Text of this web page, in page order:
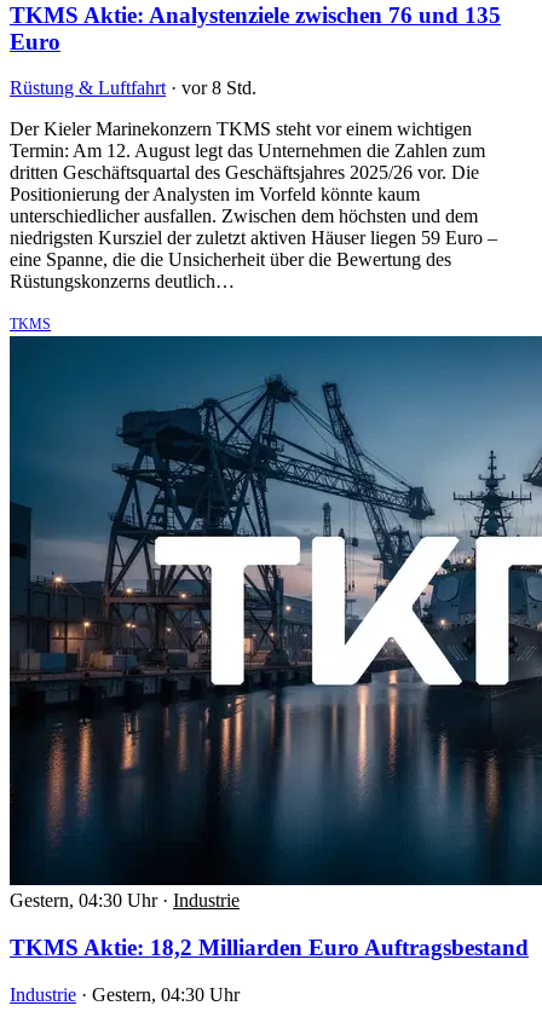
TKMS Aktie: Analystenziele zwischen 76 und 135
Euro
Rüstung & Luftfahrt · vor 8 Std.
Der Kieler Marinekonzern TKMS steht vor einem wichtigen
Termin: Am 12. August legt das Unternehmen die Zahlen zum
dritten Geschäftsquartal des Geschäftsjahres 2025/26 vor. Die
Positionierung der Analysten im Vorfeld könnte kaum
unterschiedlicher ausfallen. Zwischen dem höchsten und dem
niedrigsten Kursziel der zuletzt aktiven Häuser liegen 59 Euro –
eine Spanne, die die Unsicherheit über die Bewertung des
Rüstungskonzerns deutlich…
TKMS
Gestern, 04:30 Uhr · Industrie
TKMS Aktie: 18,2 Milliarden Euro Auftragsbestand
Industrie · Gestern, 04:30 Uhr